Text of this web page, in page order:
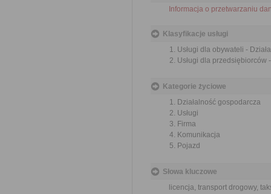
Informacja o przetwarzaniu
Klasyfikacje usługi
Usługi dla obywateli -
Usługi dla przedsiębiorców
Kategorie życiowe
Działalność gospodarcza
Usługi
Firma
Komunikacja
Pojazd
Słowa kluczowe
licencja, transport drogowy,